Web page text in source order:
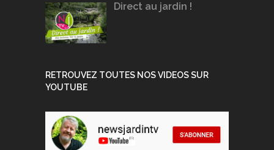
Direct au jardin !
RETROUVEZ TOUTES NOS VIDEOS SUR
YOUTUBE